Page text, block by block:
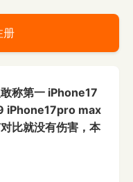
册
称第一 iPhone17
iPhone17pro max
比就没有伤害，本